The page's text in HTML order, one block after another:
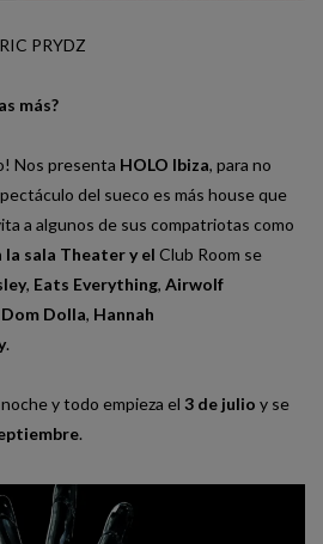
PRYDZ
más?
Nos presenta HOLO Ibiza, para no
del sueco es más house que
a algunos de sus compatriotas como
la sala Theater y el Club Room se
, Eats Everything, Airwolf
Dom Dolla, Hannah
.
y todo empieza el 3 de julio y se
.